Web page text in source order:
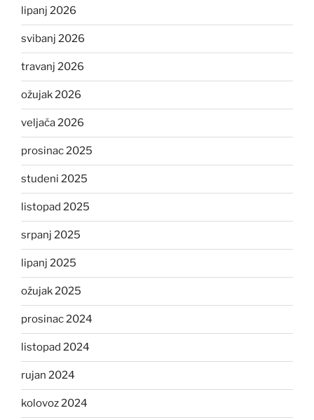
lipanj 2026
svibanj 2026
travanj 2026
ožujak 2026
veljača 2026
prosinac 2025
studeni 2025
listopad 2025
srpanj 2025
lipanj 2025
ožujak 2025
prosinac 2024
listopad 2024
rujan 2024
kolovoz 2024